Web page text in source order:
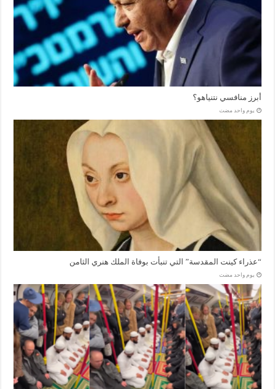
أبرز منافسي نتنياهو؟
‏يوم واحد مضت
“عذراء كينت المقدسة” التي تنبأت بوفاة الملك هنري الثامن
‏يوم واحد مضت